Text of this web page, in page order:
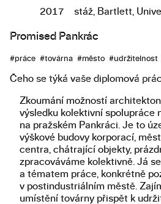
2017
stáž, Bartlett,
Popis diplomové práce
Promised Pankrác
#práce #továrna #město #udržitelnost
Čeho se týká vaše diplomová
Zkoumání možností
výsledku kolektivní spolupráce
na pražském Pankráci. Je to
výškové budovy korporací,
centra, chátrající objekty,
zpracováváme kolektivně. Já
a tématem práce, konkrétně
v postindustriálním městě.
umístění továrny přispět k